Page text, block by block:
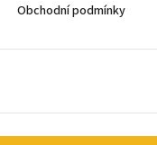
Obchodní podmínky